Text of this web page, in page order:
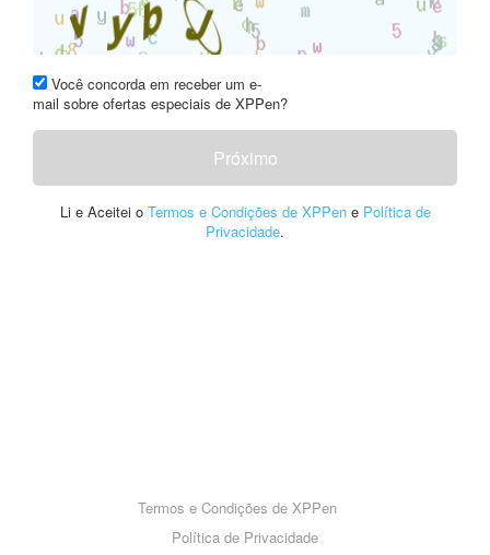
Você concorda em receber um e-
mail sobre ofertas especiais de XPPen?
Próximo
Li e Aceitei o Termos e Condições de XPPene Política de
Privacidade.
Termos e Condições de XPPen
Política de Privacidade